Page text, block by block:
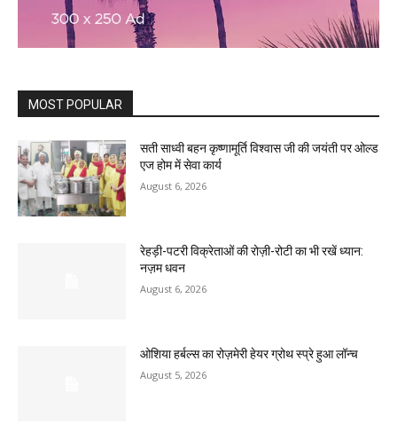
MOST POPULAR
सती साध्वी बहन कृष्णामूर्ति विश्वास जी की जयंती पर ओल्ड
एज होम में सेवा कार्य
August 6, 2026
रेहड़ी-पटरी विक्रेताओं की रोज़ी-रोटी का भी रखें ध्यान:
नज़म धवन
August 6, 2026
ओशिया हर्बल्स का रोज़मेरी हेयर ग्रोथ स्प्रे हुआ लॉन्च
August 5, 2026